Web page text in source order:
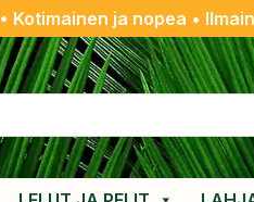
Kotimainen ja nopea •